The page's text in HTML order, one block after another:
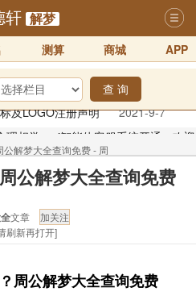
轩 解梦
测算 商城 APP
查 询
相学，ai智能体客服系统开通，欢迎
大家来体验新程序及感觉！！
、龙、兔、狗、鸡生肖化太岁开始预
介！！
2021-9-2
解梦大全查询免费 - 周
公解梦大全查询免费
文章
刷新再打开]
周公解梦大全查询免费